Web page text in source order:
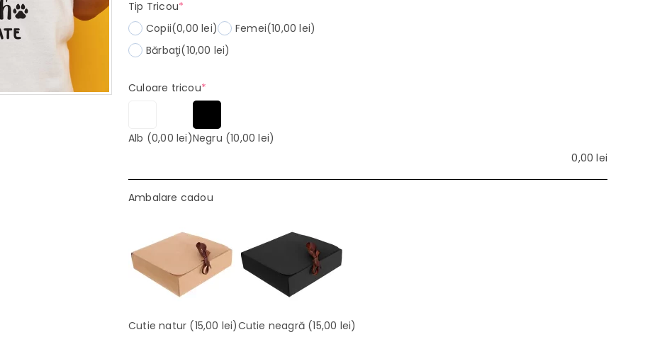
Tip Tricou*
Copii(0,00 lei) Femei(10,00 lei)
Bărbaţi(10,00 lei)
Culoare tricou*(required)
Alb (0,00 lei)Negru (10,00 lei)
0,00lei
Ambalare cadou
Cutie natur (15,00 lei)Cutie neagră (15,00 lei)